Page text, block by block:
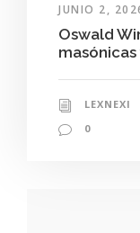
JUNIO 2,
Oswald
LEXNEXI
0